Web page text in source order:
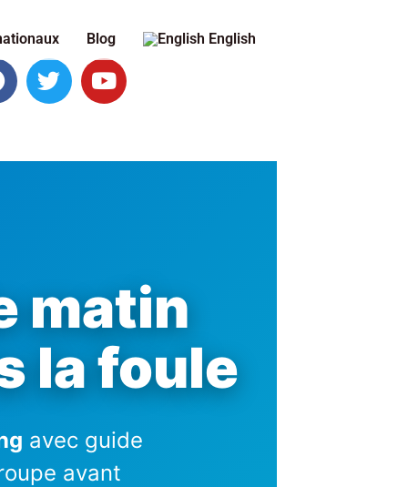
Blog English
matin
la foule
avec guide
avant